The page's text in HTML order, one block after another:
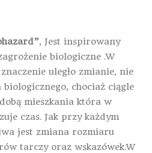
, Jest inspirowany
biologiczne .W
uległo zmianie, nie
chociaż ciągle
mieszkania która w
czas. Jak przy każdym
jest zmiana rozmiaru
tarczy oraz wskazówek.W